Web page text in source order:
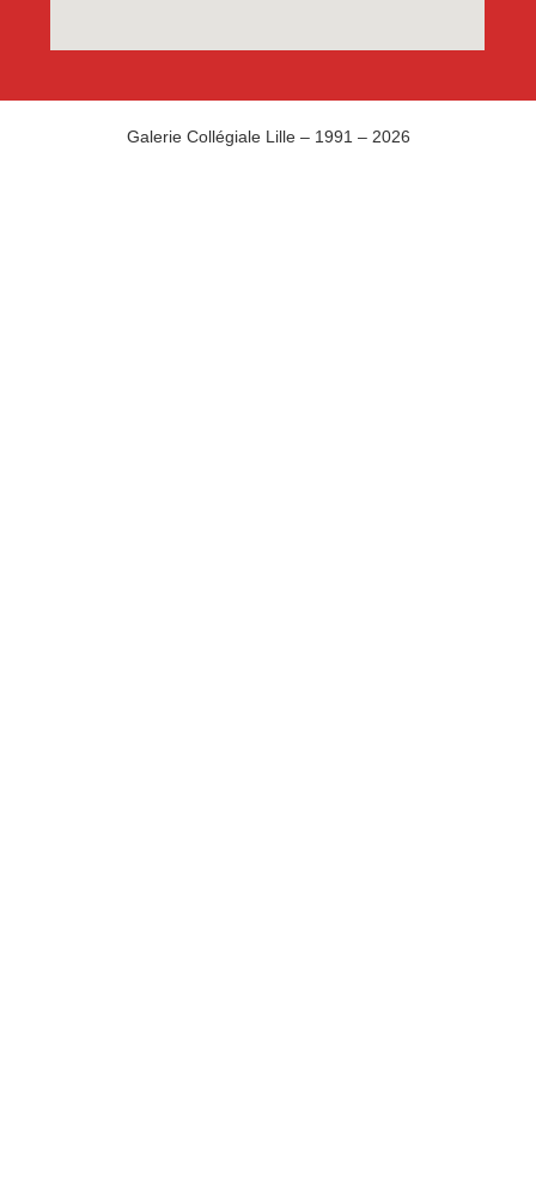
Galerie Collégiale Lille – 1991 – 2026